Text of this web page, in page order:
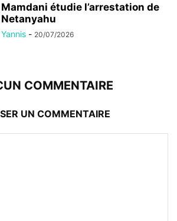
Mamdani étudie l’arrestation de
Netanyahu
Yannis - 20/07/2026
COMMENTAIRE
UN COMMENTAIRE